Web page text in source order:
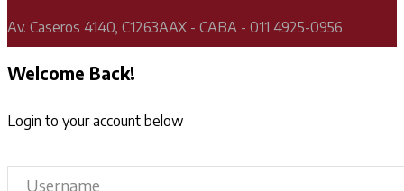
Av. Caseros 4140, C1263AAX - CABA - 011 4925-0956
Welcome Back!
Login to your account below